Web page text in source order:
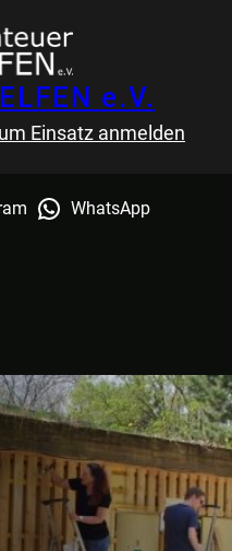
e.V.
Einsatz anmelden
WhatsApp